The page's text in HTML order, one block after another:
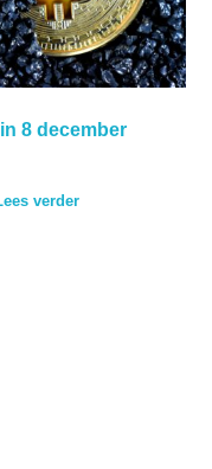
8 december
verder